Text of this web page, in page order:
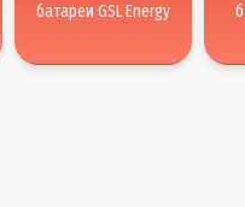
батареи GSL Energy